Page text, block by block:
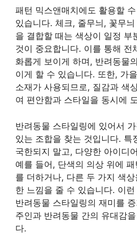
패턴 믹스앤매치에도 활용할
있습니다. 체크, 줄무늬, 꽃무
을 결합할 때는 색상이 일정 부
것이 중요합니다. 이를 통해 전
화롭게 보이게 하며, 반려동물
이게 할 수 있습니다. 또한, 가
소재가 사용되므로, 질감과 색
여 편안함과 스타일을 동시에
반려동물 스타일링에 있어서
있는 조합을 찾는 것입니다. 특
국한되지 말고, 다양한 아이디
예를 들어, 단색의 의상 위에
를 더하거나, 다른 두 가지 색
한 느낌을 줄 수 있습니다. 이
반려동물 스타일링의 재미를
주인과 반려동물 간의 유대감
다.